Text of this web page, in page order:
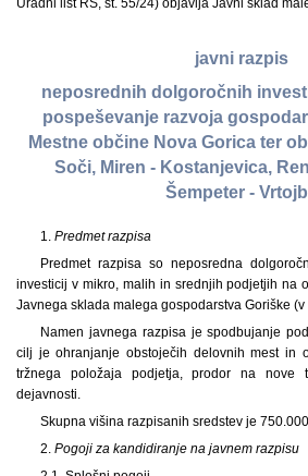
Uradni list RS, št. 55/24) objavlja Javni sklad
javni razpis
neposrednih dolgoročnih
pospeševanje razvoja
Mestne občine Nova Gorica ter
Soči, Miren - Kostanjevica,
Šempeter -
1. Predmet razpisa
Predmet razpisa so neposredna
investicij v mikro, malih in srednjih podjetjih na
Javnega sklada malega gospodarstva Goriške
Namen javnega razpisa je spodbujanje
cilj je ohranjanje obstoječih delovnih mest in
tržnega položaja podjetja, prodor na nove
dejavnosti.
Skupna višina razpisanih sredstev je
2. Pogoji za kandidiranje na javnem razpisu